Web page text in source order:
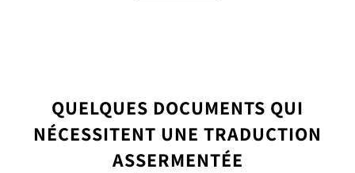
QUELQUES DOCUMENTS QUI
NÉCESSITENT UNE TRADUCTION
ASSERMENTÉE